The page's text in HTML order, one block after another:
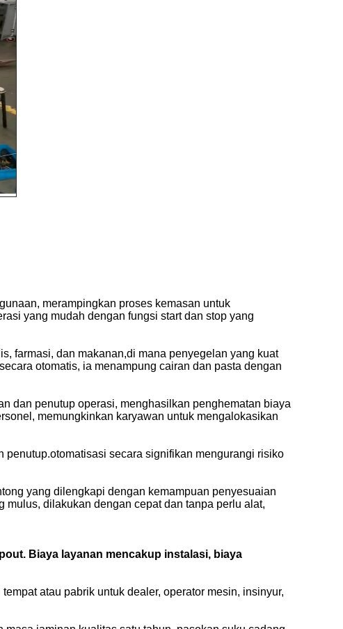
merampingkan proses kemasan untuk
yang mudah dengan fungsi start dan stop yang
farmasi, dan makanan,di mana penyegelan yang kuat
otomatis, ia menampung cairan dan pasta dengan
dan penutup operasi, menghasilkan penghematan biaya
memungkinkan karyawan untuk mengalokasikan
penutup.otomatisasi secara signifikan mengurangi risiko
yang dilengkapi dengan kemampuan penyesuaian
dilakukan dengan cepat dan tanpa perlu alat,
Biaya layanan mencakup instalasi, biaya
atau pabrik untuk dealer, operator mesin, insinyur,